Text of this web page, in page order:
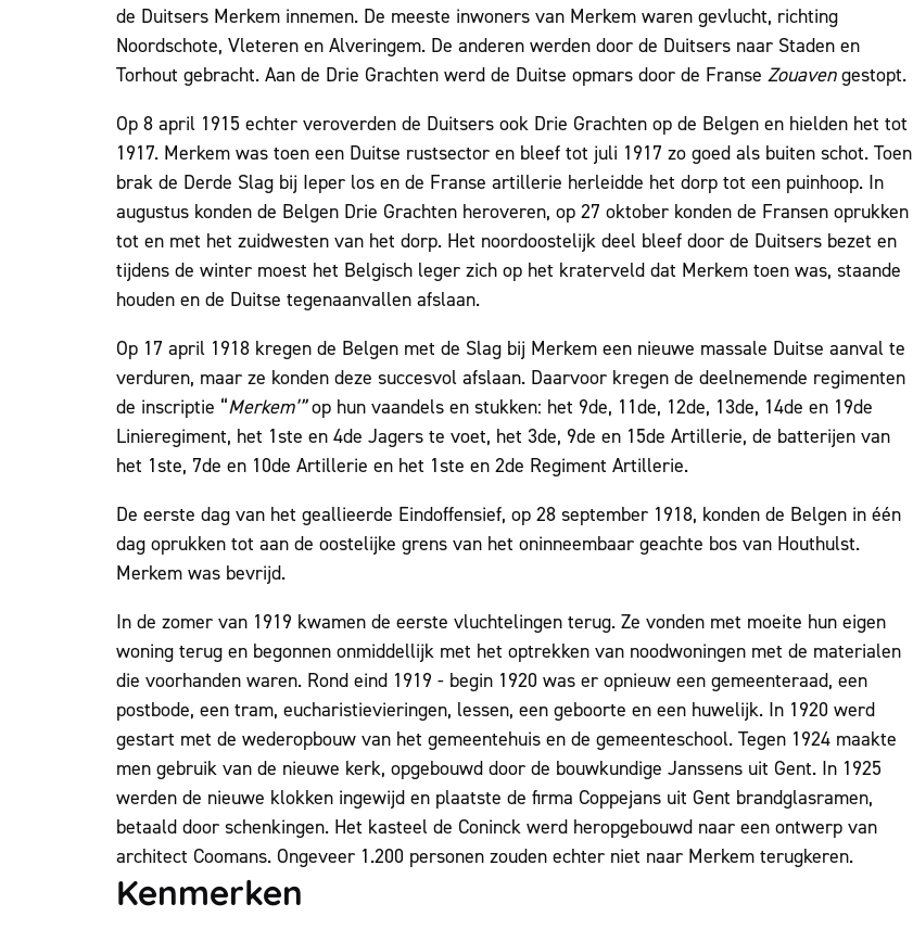
de Duitsers Merkem innemen. De meeste inwoners van Merkem waren gevlucht, richting
Noordschote, Vleteren en Alveringem. De anderen werden door de Duitsers naar Staden en
Torhout gebracht. Aan de Drie Grachten werd de Duitse opmars door de Franse Zouavengestopt.
Op 8 april 1915 echter veroverden de Duitsers ook Drie Grachten op de Belgen en hielden het tot
1917. Merkem was toen een Duitse rustsector en bleef tot juli 1917 zo goed als buiten schot. Toen
brak de Derde Slag bij Ieper los en de Franse artillerie herleidde het dorp tot een puinhoop. In
augustus konden de Belgen Drie Grachten heroveren, op 27 oktober konden de Fransen oprukken
tot en met het zuidwesten van het dorp. Het noordoostelijk deel bleef door de Duitsers bezet en
tijdens de winter moest het Belgisch leger zich op het kraterveld dat Merkem toen was, staande
houden en de Duitse tegenaanvallen afslaan.
Op 17 april 1918 kregen de Belgen met de Slag bij Merkem een nieuwe massale Duitse aanval te
verduren, maar ze konden deze succesvol afslaan. Daarvoor kregen de deelnemende regimenten
de inscriptie “Merkem’”op hun vaandels en stukken: het 9de, 11de, 12de, 13de, 14de en 19de
Linieregiment, het 1ste en 4de Jagers te voet, het 3de, 9de en 15de Artillerie, de batterijen van
het 1ste, 7de en 10de Artillerie en het 1ste en 2de Regiment Artillerie.
De eerste dag van het geallieerde Eindoffensief, op 28 september 1918, konden de Belgen in één
dag oprukken tot aan de oostelijke grens van het oninneembaar geachte bos van Houthulst.
Merkem was bevrijd.
In de zomer van 1919 kwamen de eerste vluchtelingen terug. Ze vonden met moeite hun eigen
woning terug en begonnen onmiddellijk met het optrekken van noodwoningen met de materialen
die voorhanden waren. Rond eind 1919 - begin 1920 was er opnieuw een gemeenteraad, een
postbode, een tram, eucharistievieringen, lessen, een geboorte en een huwelijk. In 1920 werd
gestart met de wederopbouw van het gemeentehuis en de gemeenteschool. Tegen 1924 maakte
men gebruik van de nieuwe kerk, opgebouwd door de bouwkundige Janssens uit Gent. In 1925
werden de nieuwe klokken ingewijd en plaatste de firma Coppejans uit Gent brandglasramen,
betaald door schenkingen. Het kasteel de Coninck werd heropgebouwd naar een ontwerp van
architect Coomans. Ongeveer 1.200 personen zouden echter niet naar Merkem terugkeren.
Kenmerken